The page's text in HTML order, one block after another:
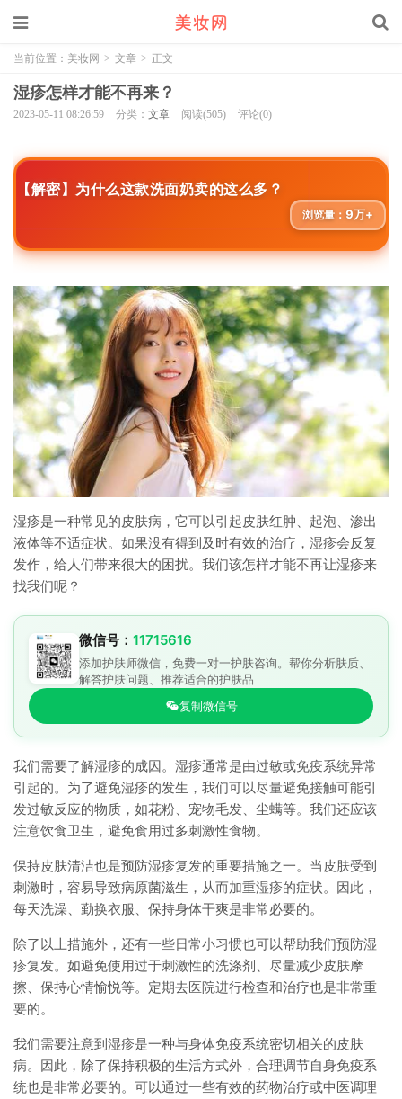
当前位置： 美妆网 > 文章 > 正文
湿疹怎样才能不再来？
2023-05-11 08:26:59 分类： 文章 阅读(505) 评论(0)
【解密】为什么这款洗面奶卖的这么多？
浏览量：9万+
湿疹是一种常见的皮肤病，它可以引起皮肤红肿、起泡、渗出
液体等不适症状。如果没有得到及时有效的治疗，湿疹会反复
发作，给人们带来很大的困扰。我们该怎样才能不再让湿疹来
找我们呢？
微信号： 11715616
添加护肤师微信，免费一对一护肤咨询。帮你分析肤质、
解答护肤问题、推荐适合的护肤品
复制微信号
我们需要了解湿疹的成因。湿疹通常是由过敏或免疫系统异常
引起的。为了避免湿疹的发生，我们可以尽量避免接触可能引
发过敏反应的物质，如花粉、宠物毛发、尘螨等。我们还应该
注意饮食卫生，避免食用过多刺激性食物。
保持皮肤清洁也是预防湿疹复发的重要措施之一。当皮肤受到
刺激时，容易导致病原菌滋生，从而加重湿疹的症状。因此，
每天洗澡、勤换衣服、保持身体干爽是非常必要的。
除了以上措施外，还有一些日常小习惯也可以帮助我们预防湿
疹复发。如避免使用过于刺激性的洗涤剂、尽量减少皮肤摩
擦、保持心情愉悦等。定期去医院进行检查和治疗也是非常重
要的。
我们需要注意到湿疹是一种与身体免疫系统密切相关的皮肤
病。因此，除了保持积极的生活方式外，合理调节自身免疫系
统也是非常必要的。可以通过一些有效的药物治疗或中医调理